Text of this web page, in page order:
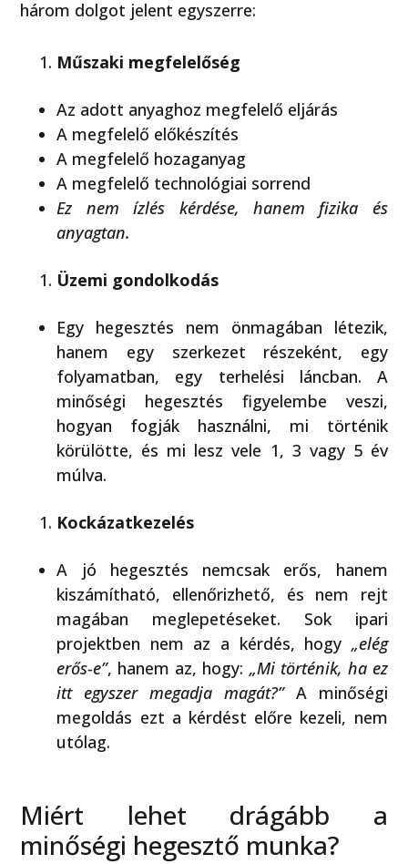
három dolgot jelent egyszerre:
Műszaki megfelelőség
Az adott anyaghoz megfelelő eljárás
A megfelelő előkészítés
A megfelelő hozaganyag
A megfelelő technológiai sorrend
Ez nem ízlés kérdése, hanem fizika és
anyagtan.
Üzemi gondolkodás
Egy hegesztés nem önmagában létezik,
hanem egy szerkezet részeként, egy
folyamatban, egy terhelési láncban. A
minőségi hegesztés figyelembe veszi,
hogyan fogják használni, mi történik
körülötte, és mi lesz vele 1, 3 vagy 5 év
múlva.
Kockázatkezelés
A jó hegesztés nemcsak erős, hanem
kiszámítható, ellenőrizhető, és nem rejt
magában meglepetéseket. Sok ipari
projektben nem az a kérdés, hogy „elég
erős-e”, hanem az, hogy: „Mi történik, ha ez
itt egyszer megadja magát?”A minőségi
megoldás ezt a kérdést előre kezeli, nem
utólag.
Miért lehet drágább a
minőségi hegesztő munka?